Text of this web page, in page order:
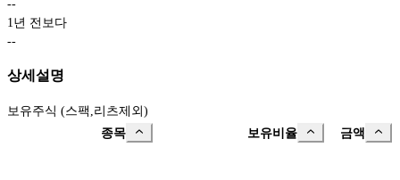
--
1년 전보다
--
상세설명
보유주식 (스팩,리츠제외)
종목
보유비율 금액